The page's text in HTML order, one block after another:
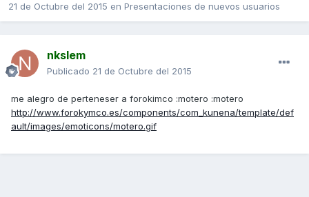
21 de Octubre del 2015 en Presentaciones de nuevos usuarios
nkslem
Publicado 21 de Octubre del 2015
me alegro de perteneser a forokimco :motero :motero
http://www.forokymco.es/components/com_kunena/template/def
ault/images/emoticons/motero.gif